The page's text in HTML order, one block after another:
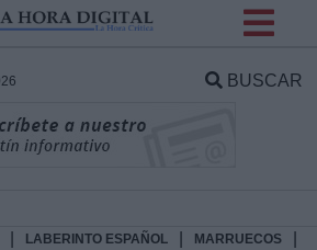
BUSCAR
LABERINTO ESPAÑOL MARRUECOS